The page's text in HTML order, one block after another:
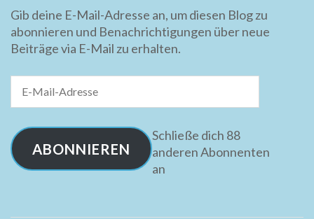
Gib deine E-Mail-Adresse an, um diesen Blog zu
abonnieren und Benachrichtigungen über neue
Beiträge via E-Mail zu erhalten.
Mail-
ABONNIEREN
Schließe dich 88
anderen Abonnenten
an